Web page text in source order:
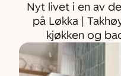
Nyt livet i en av
på Løkka |
kjøkken og